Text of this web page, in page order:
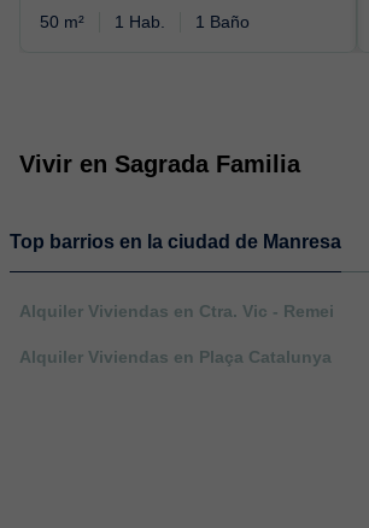
50 m² 1 Hab. 1 Baño
Vivir en Sagrada Familia
Top barrios en la ciudad de Manresa
Alquiler Viviendas en Ctra. Vic - Remei
Alquiler Viviendas en Plaça Catalunya